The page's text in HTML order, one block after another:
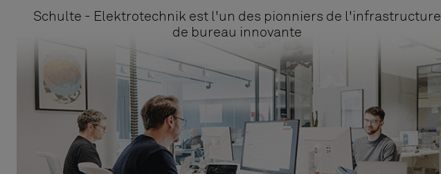
Schulte - Elektrotechnik est l'un des pionniers de l'infrastructure
de bureau innovante